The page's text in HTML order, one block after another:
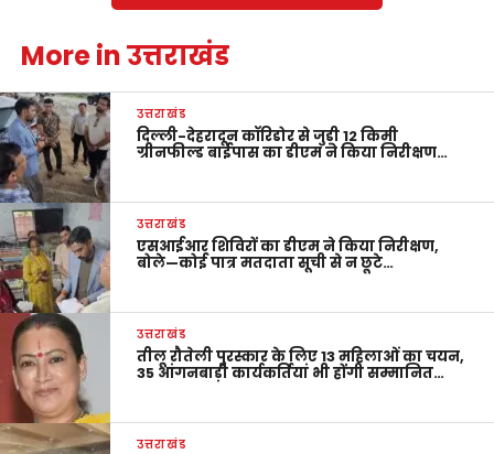
More in उत्तराखंड
उत्तराखंड
दिल्ली-देहरादून कॉरिडोर से जुड़ी 12 किमी
ग्रीनफील्ड बाईपास का डीएम ने किया निरीक्षण…
उत्तराखंड
एसआईआर शिविरों का डीएम ने किया निरीक्षण,
बोले—कोई पात्र मतदाता सूची से न छूटे…
उत्तराखंड
तीलू रौतेली पुरस्कार के लिए 13 महिलाओं का चयन,
35 आंगनबाड़ी कार्यकर्तियां भी होंगी सम्मानित…
उत्तराखंड